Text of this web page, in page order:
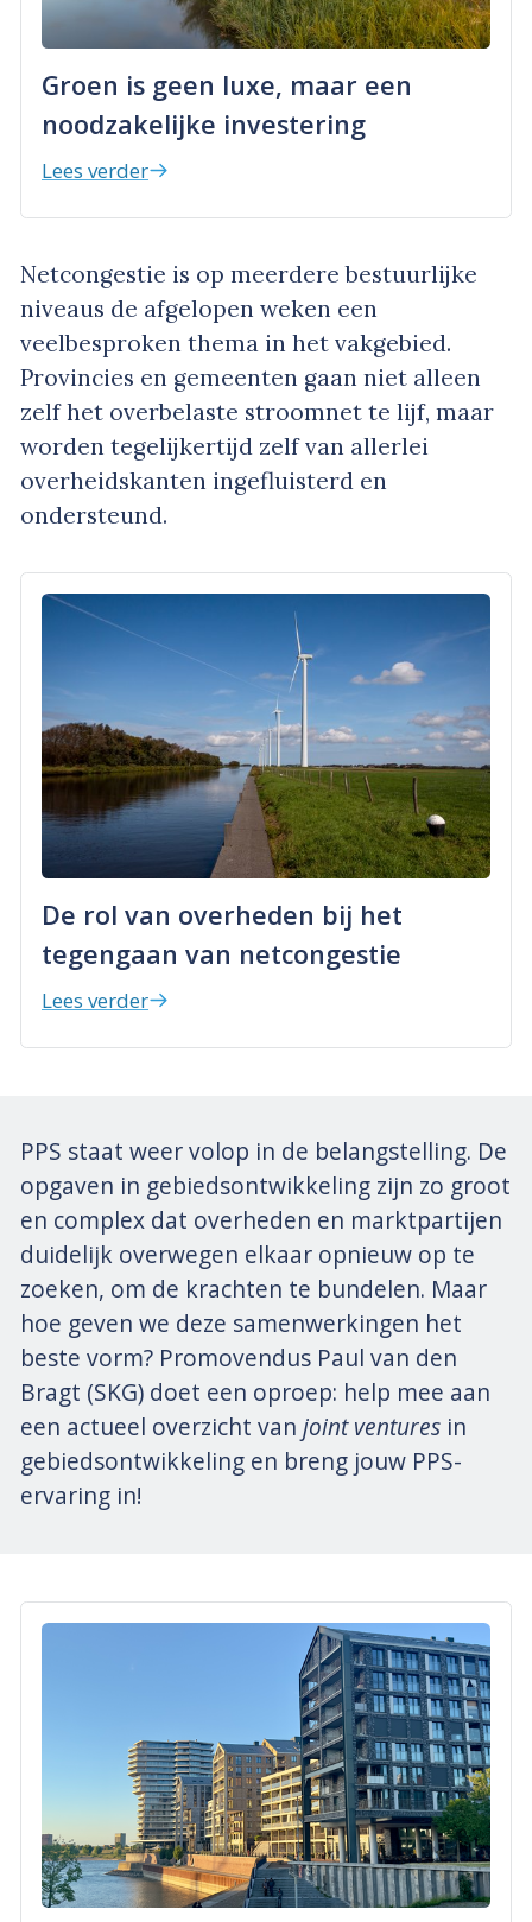
Groen is geen luxe, maar een
noodzakelijke investering
Lees verder
Netcongestie is op meerdere bestuurlijke
niveaus de afgelopen weken een
veelbesproken thema in het vakgebied.
Provincies en gemeenten gaan niet alleen
zelf het overbelaste stroomnet te lijf, maar
worden tegelijkertijd zelf van allerlei
overheidskanten ingefluisterd en
ondersteund.
De rol van overheden bij het
tegengaan van netcongestie
Lees verder
PPS staat weer volop in de belangstelling. De
opgaven in gebiedsontwikkeling zijn zo groot
en complex dat overheden en marktpartijen
duidelijk overwegen elkaar opnieuw op te
zoeken, om de krachten te bundelen. Maar
hoe geven we deze samenwerkingen het
beste vorm? Promovendus Paul van den
Bragt (SKG) doet een oproep: help mee aan
een actueel overzicht van joint ventures in
gebiedsontwikkeling en breng jouw PPS-
ervaring in!